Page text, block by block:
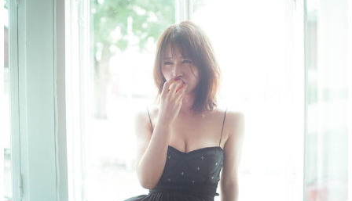
C516.755,34.978
517.244,33.391
517.654,32.338
C518.197,30.938
518.846,29.942
519.894,28.894
C520.942,27.846
521.94,27.196
523.338,26.654
C524.393,26.244